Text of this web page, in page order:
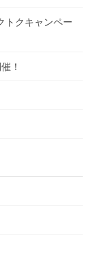
トクキャンペー
！